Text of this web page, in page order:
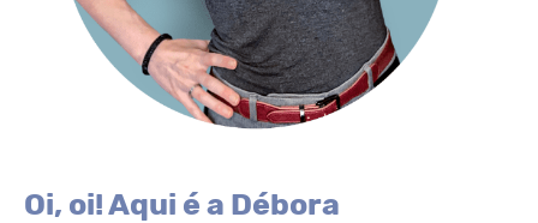
Oi, oi! Aqui é a Débora